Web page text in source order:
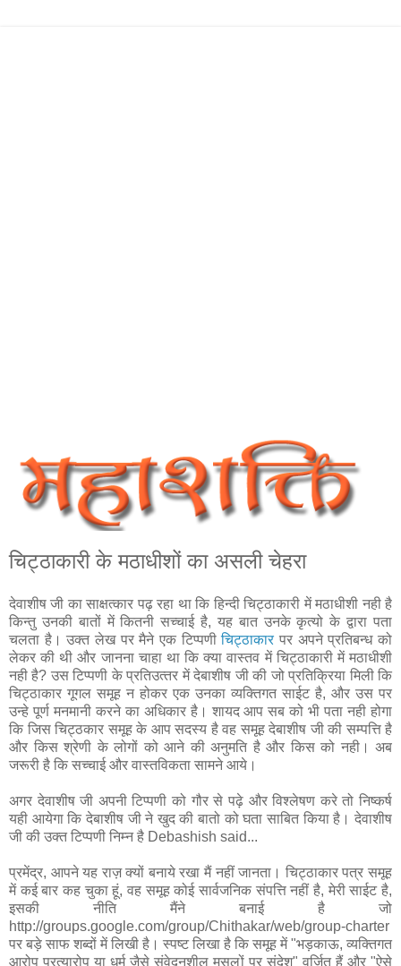
चिट्ठाकारी के मठाधीशों का असली चेहरा
देवाशीष जी का साक्षत्‍कार पढ़ रहा था कि हिन्‍दी चिट्ठाकारी में मठाधीशी नही है
किन्‍तु उनकी बातों में कितनी सच्‍चाई है, यह बात उनके कृत्‍यो के द्वारा पता
चलता है। उक्‍त लेख पर मैने एक टिप्‍पणीचिट्ठाकार पर अपने प्रतिबन्‍ध को
लेकर की थी और जानना चाहा था कि क्‍या वास्‍तव में चिट्ठाकारी में मठा‍धीशी
नही है? उस टिप्‍पणी के प्रतिउत्‍तर में देबाशीष जी की जो प्रतिक्रिया मिली कि
चिट्ठाकार गूगल समूह न होकर एक उनका व्‍यक्तिगत साईट है, और उस पर
उन्‍हे पूर्ण मनमानी करने का अधिकार है। शायद आप सब को भी पता नही होगा
कि जिस चिट्ठकार समूह के आप सदस्‍य है वह समूह देबाशीष जी की सम्‍पत्ति है
और किस श्रेणी के लोगों को आने की अनुमति है और किस को नही। अब
जरूरी है कि सच्‍चाई और वास्‍तविकता सामने आये।
अगर देवाशीष जी अपनी टिप्‍पणी को गौर से पढ़े और विश्लेषण करे तो निष्कर्ष
यही आयेगा कि देबाशीष जी ने खुद की बातो को घता साबित किया है। देवाशीष
जी की उक्‍त टिप्‍पणी निम्‍न है Debashish said...
प्रमेंद्र, आपने यह राज़ क्यों बनाये रखा मैं नहीं जानता। चिट्ठाकार पत्र समूह
में कई बार कह चुका हूं, वह समूह कोई सार्वजनिक संपत्ति नहीं है, मेरी साईट है,
इसकी नीति मैंने बनाई है जो
http://groups.google.com/group/Chithakar/web/group-charter
पर बड़े साफ शब्दों में लिखी है। स्पष्ट लिखा है कि समूह में "भड़काऊ, व्यक्तिगत
आरोप प्रत्यारोप या धर्म जैसे संवेदनशील मसलों पर संदेश" वर्जित हैं और "ऐसे